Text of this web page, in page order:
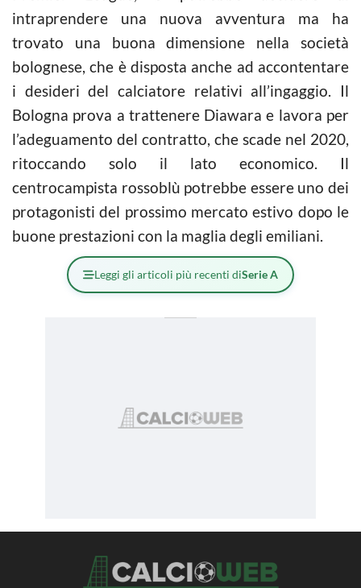
intraprendere una nuova avventura ma ha
trovato una buona dimensione nella società
bolognese, che è disposta anche ad accontentare
i desideri del calciatore relativi all’ingaggio. Il
Bologna prova a trattenere Diawara e lavora per
l’adeguamento del contratto, che scade nel 2020,
ritoccando solo il lato economico. Il
centrocampista rossoblù potrebbe essere uno dei
protagonisti del prossimo mercato estivo dopo le
buone prestazioni con la maglia degli emiliani.
Leggi gli articoli più recenti diSerie A